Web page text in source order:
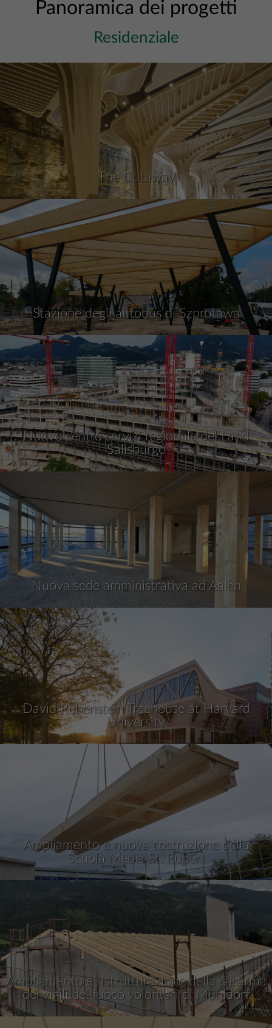
Panoramica dei progetti
Residenziale
The Cutaway
Stazione degli autobus di Szprotawa
Nuovo centro servizi regionale del Land
Salisburgo
Nuova sede amministrativa ad Aalen
David Rubenstein Treehouse at Harvard
University
Ampliamento e nuova costruzione della
Scuola Media St. Rupert
Ampliamento e ristrutturazione della caserma
dei vigili del fuoco volontari di Mühldorf